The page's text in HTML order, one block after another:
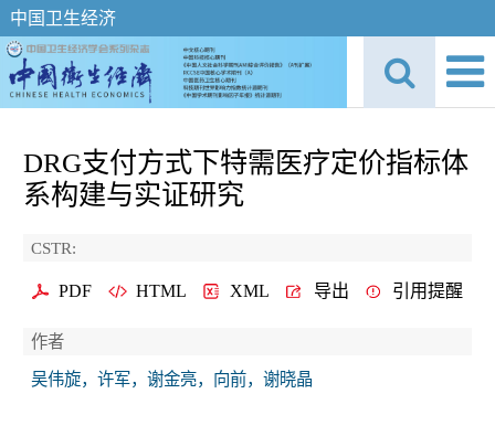
中国卫生经济
DRG支付方式下特需医疗定价指标体
系构建与实证研究
CSTR:
PDF HTML XML 导出 引用提醒
作者
吴伟旋，许军，谢金亮，向前，谢晓晶